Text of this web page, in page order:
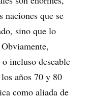
naciones que se
sino que lo
incluso deseable
años 70 y 80
como aliada de